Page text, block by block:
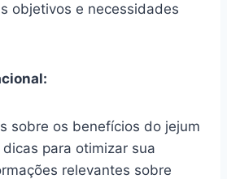
objetivos e necessidades
sobre os benefícios do jejum
para otimizar sua
relevantes sobre